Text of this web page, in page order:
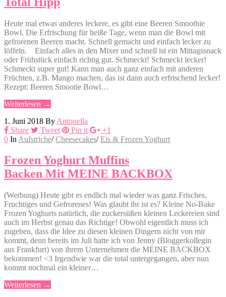
Heute mal etwas anderes leckere, es gibt eine Beeren Smoothie
Bowl. Die Erfrischung für heiße Tage, wenn man die Bowl mit
gefrorenen Beeren macht. Schnell gemacht und einfach lecker zu
löffeln. Einfach alles in den Mixer und schnell ist ein Mittagssnack
oder Frühstück einfach richtig gut. Schmeckt! Schmeckt lecker!
Schmeckt super gut! Kann man auch ganz einfach mit anderen
Früchten, z.B. Mango machen, das ist dann auch erfrischend lecker!
Rezept: Beeren Smootie Bowl…
Weiterlesen →
1. Juni 2018 By Antonella
Share
Tweet Pin it
+1
0 In Aufstriche/ Cheesecakes/ Eis & Frozen Yoghurt
Frozen Yoghurt Muffins
Backen Mit MEINE BACKBOX
(Werbung) Heute gibt es endlich mal wieder was ganz Frisches,
Fruchtiges und Gefrorenes! Was glaubt ihr ist es? Kleine No-Bake
Frozen Yoghurts natürlich, die zuckersüßen kleinen Leckereien sind
auch im Herbst genau das Richtige! Obwohl eigentlich muss ich
zugeben, dass die Idee zu diesen kleinen Dingern nicht von mir
kommt, denn bereits im Juli hatte ich von Jenny (Bloggerkollegin
aus Frankfurt) von ihrem Unternehmen die MEINE BACKBOX
bekommen! <3 Irgendwie war die total untergegangen, aber nun
kommt nochmal ein kleiner…
Weiterlesen →